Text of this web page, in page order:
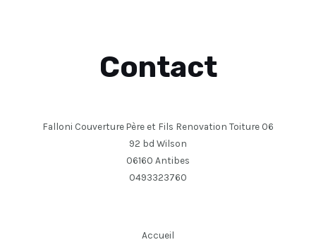
Contact
Falloni Couverture Père et Fils Renovation Toiture 06
92 bd Wilson
06160 Antibes
0493323760
Accueil